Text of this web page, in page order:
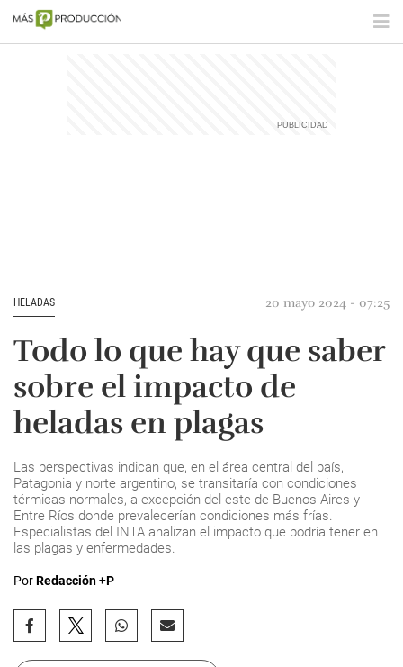
HELADAS 20 mayo 2024 - 07:25
Todo lo que hay que saber
sobre el impacto de
heladas en plagas
Las perspectivas indican que, en el área central del país,
Patagonia y norte argentino, se transitaría con condiciones
térmicas normales, a excepción del este de Buenos Aires y
Entre Ríos donde prevalecerían condiciones más frías.
Especialistas del INTA analizan el impacto que podría tener en
las plagas y enfermedades.
PorRedacción +P